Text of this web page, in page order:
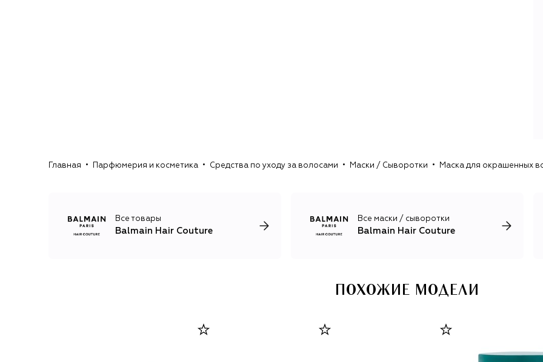
Главная Парфюмерия и косметика Средства по уходу за волосами Маски / Сыворотки Маска для окрашенных
Все товары
Balmain Hair Couture
Все маски / сыворотки
Balmain Hair Couture
ПОХОЖИЕ МОДЕЛИ